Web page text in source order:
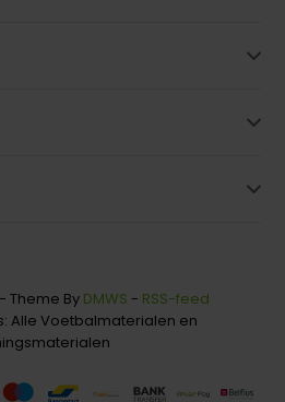
Theme By DMWS - RSS-feed
Alle Voetbalmaterialen en